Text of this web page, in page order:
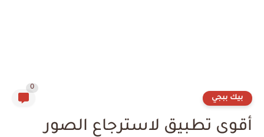
بيك ببجي
0
أقوى تطبيق لاسترجاع الصور